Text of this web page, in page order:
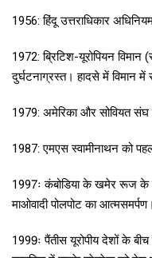
1956: हिंदू उत्तराधिकार
1972: ब्रिटिश-यूरोपियन
दुर्घटनाग्रस्त। हादसे में विमान में
1979: अमेरिका और सोवियत
1987: एमएस स्वामीनाथन को
1997ः कंबोडिया के खमेर रूज के
माओवादी पोलपोट का आत्मसमर्पण।
1999ः पैंतीस यूरोपीय देशों के